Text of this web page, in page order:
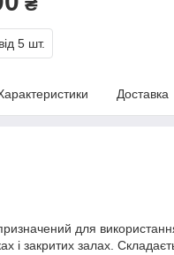
від 5 шт.
Доставка
для
і закритих залах.